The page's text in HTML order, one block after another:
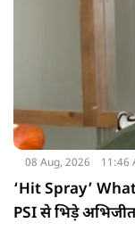
08 Aug, 2026 11:46
‘Hit Spray’
PSI से भिड़े